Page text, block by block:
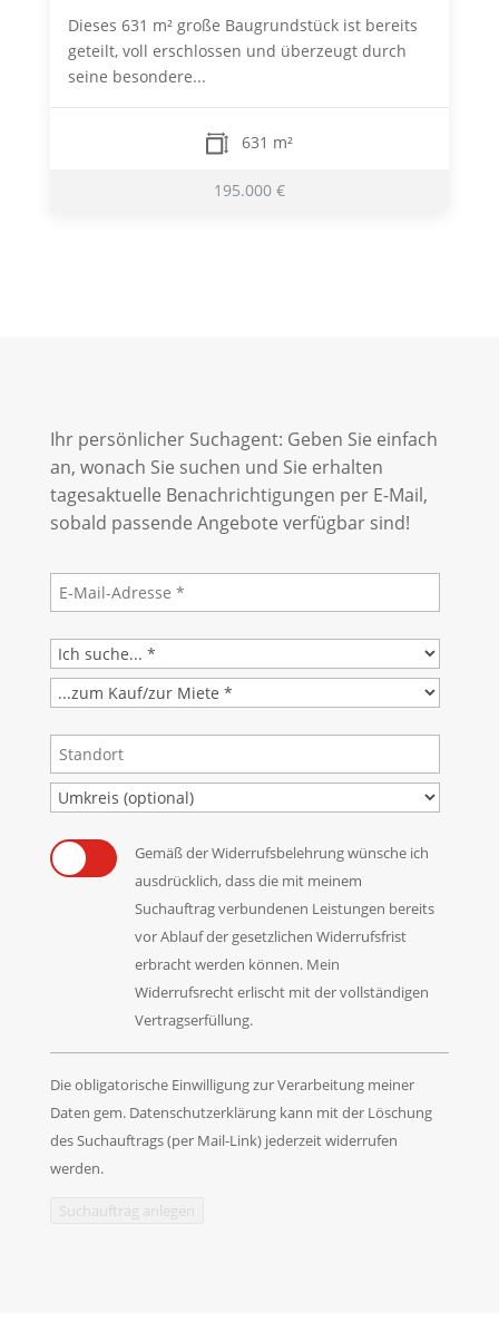
Dieses 631 m² große Baugrundstück ist bereits
geteilt, voll erschlossen und überzeugt durch
seine besondere...
631 m²
195.000 €
Ihr persönlicher Suchagent: Geben Sie einfach
an, wonach Sie suchen und Sie erhalten
tagesaktuelle Benachrichtigungen per E-Mail,
sobald passende Angebote verfügbar sind!
Gemäß der Widerrufsbelehrung wünsche ich
ausdrücklich, dass die mit meinem
Suchauftrag verbundenen Leistungen bereits
vor Ablauf der gesetzlichen Widerrufsfrist
erbracht werden können. Mein
Widerrufsrecht erlischt mit der vollständigen
Vertragserfüllung.
Die obligatorische Einwilligung zur Verarbeitung meiner
Daten gem. Datenschutzerklärung kann mit der Löschung
des Suchauftrags (per Mail-Link) jederzeit widerrufen
werden.
Suchauftrag anlegen